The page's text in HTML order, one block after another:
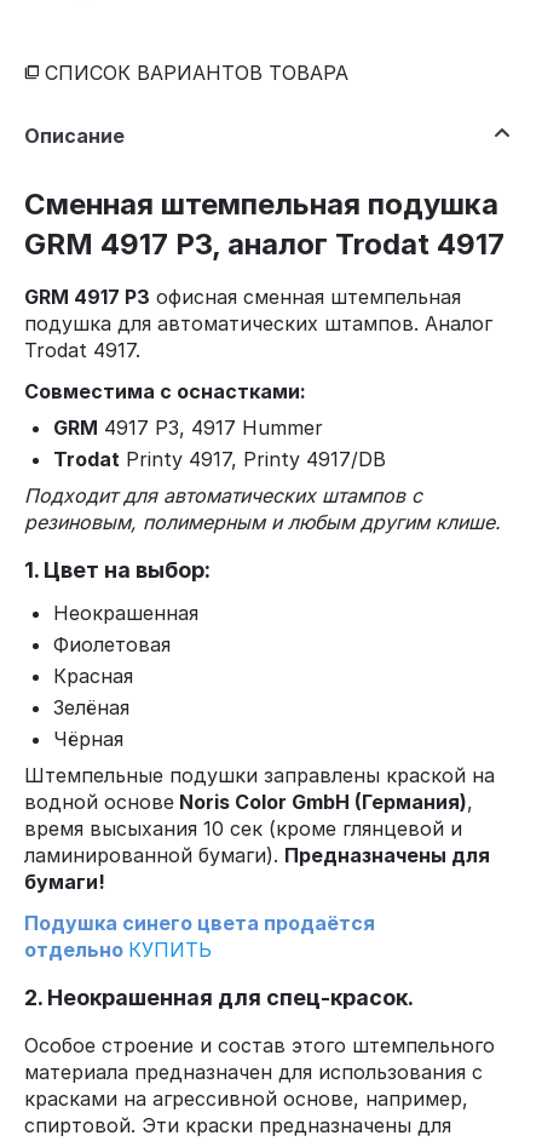
СПИСОК ВАРИАНТОВ ТОВАРА
Описание
Сменная штемпельная подушка
GRM 4917 P3, аналог Trodat 4917
GRM 4917 P3 офисная сменная штемпельная
подушка для автоматических штампов. Аналог
Trodat 4917.
Совместима с оснастками:
GRM 4917 P3, 4917 Hummer
Trodat Printy 4917, Printy 4917/DB
Подходит для автоматических штампов с
резиновым, полимерным и любым другим клише.
1. Цвет на выбор:
Неокрашенная
Фиолетовая
Красная
Зелёная
Чёрная
Штемпельные подушки заправлены краской на
водной основе Noris Color GmbH (Германия),
время высыхания 10 сек (кроме глянцевой и
ламинированной бумаги). Предназначены для
бумаги!
Подушка синего цвета продаётся
отдельно КУПИТЬ
2. Неокрашенная для спец-красок.
Особое строение и состав этого штемпельного
материала предназначен для использования с
красками на агрессивной основе, например,
спиртовой. Эти краски предназначены для